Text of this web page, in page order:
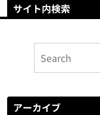
サイト内検索
アーカイブ